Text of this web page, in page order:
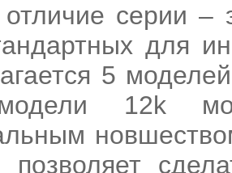
серии
для
5
12k